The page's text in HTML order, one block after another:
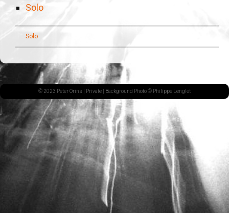
Solo
Solo
© 2023 Peter Orins | Private | Background Photo © Philippe Lenglet